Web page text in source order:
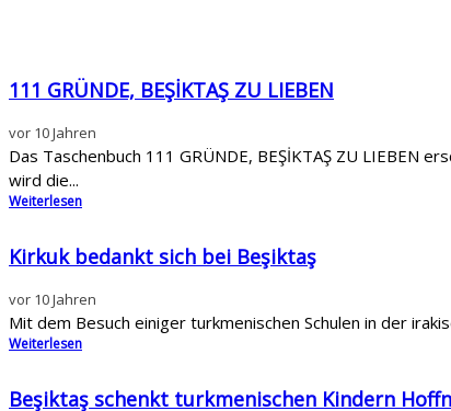
111 GRÜNDE, BEŞİKTAŞ ZU LIEBEN
vor 10 Jahren
Das Taschenbuch 111 GRÜNDE, BEŞİKTAŞ ZU LIEBEN
wird die...
Weiterlesen
Kirkuk bedankt sich bei Beşiktaş
vor 10 Jahren
Mit dem Besuch einiger turkmenischen Schulen in der
Weiterlesen
Beşiktaş schenkt turkmenischen Kindern